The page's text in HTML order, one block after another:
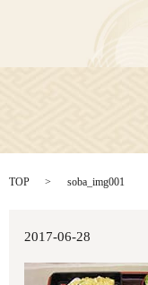
TOP soba_img001
2017-06-28